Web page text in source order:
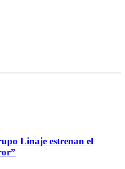
Linaje estrenan el